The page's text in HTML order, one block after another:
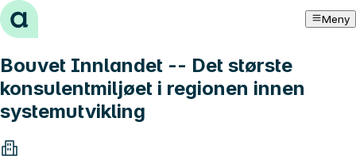
Hopp til innhold Meny
Bouvet Innlandet -- Det største
konsulentmiljøet i regionen innen
systemutvikling